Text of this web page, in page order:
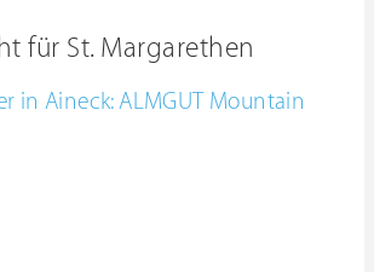
für St. Margarethen
in Aineck: ALMGUT Mountain